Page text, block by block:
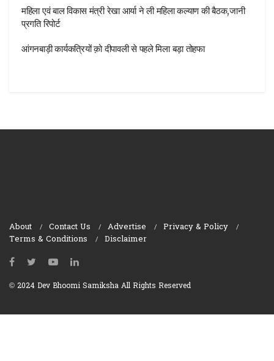
महिला एवं बाल विकास मंत्री रेखा आर्या ने ली महिला कल्याण की बैठक,जानी
प्रगति रिपोर्ट
आंगनबाड़ी कार्यकत्रियों क़ो दीपावली से पहले मिला बड़ा तोहफा
About Contact Us Advertise
Privacy & Policy
Terms & Conditions
Disclaimer
© 2024 Dev Bhoomi Samiksha All Rights Reserved